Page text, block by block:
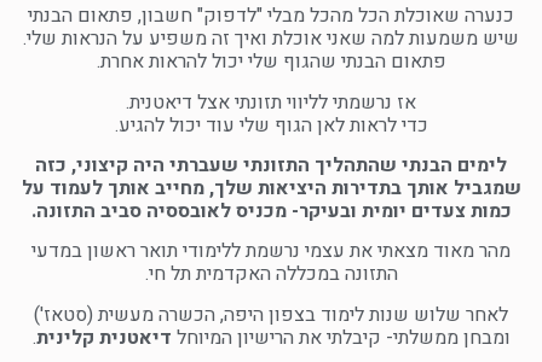
כנערה שאוכלת הכל מהכל מבלי "לדפוק" חשבון, פתאום הבנתי
שיש משמעות למה שאני אוכלת ואיך זה משפיע על הנראות שלי.
פתאום הבנתי שהגוף שלי יכול להראות אחרת.
אז נרשמתי לליווי תזונתי אצל דיאטנית.
כדי לראות לאן הגוף שלי עוד יכול להגיע.
לימים הבנתי שהתהליך התזונתי שעברתי היה קיצוני, כזה
שמגביל אותך בתדירות היציאות שלך, מחייב אותך לעמוד על
כמות צעדים יומית ובעיקר- מכניס לאובססיה סביב התזונה.
מהר מאוד מצאתי את עצמי נרשמת ללימודי תואר ראשון במדעי
התזונה במכללה האקדמית תל חי.
לאחר שלוש שנות לימוד בצפון היפה, הכשרה מעשית (סטאז')
ומבחן ממשלתי- קיבלתי את הרישיון המיוחל דיאטנית קלינית.